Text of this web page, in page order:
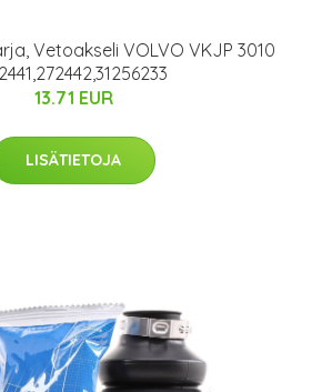
Vetoakseli VOLVO VKJP 3010
13.71 EUR
LISÄTIETOJA